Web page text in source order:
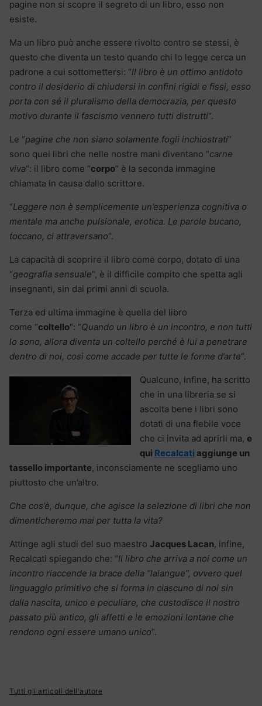
pagine non si scopre il segreto di un libro, esso non
esiste.
Ma un libro può anche essere rivolto contro se stessi, è
questo che diventa un testo quando chi lo legge cerca un
padrone a cui sottomettersi: “Il libro è un ottimo antidoto
contro il desiderio di chiudersi in confini rigidi e fissi, esso
porta con sé il pluralismo della democrazia, per questo
motivo durante il fascismo vennero tutti distrutti“.
Le “pagine che non siano solamente fogli inchiostrati”
sono quei libri che nelle nostre mani diventano “carne
viva“: il libro come “corpo” è la seconda immagine
chiamata in causa dallo scrittore.
“Leggere non è semplicemente un’esperienza cognitiva o
mentale ma anche pulsionale, erotica. Le parole bucano,
toccano, ci attraversano“.
La capacità di scoprire il libro come corpo, dotato di una
“geografia sensuale“, è il difficile compito che spetta agli
insegnanti, sin dai primi anni di scuola.
Terza ed ultima immagine è quella del libro
come “coltello“: “Quando un libro è un incontro, e non tutti
lo sono, allora diventa un coltello perché è lui a penetrare
dentro di noi, così come accade per tutte le forme d’arte“.
Qualcuno, infine, ha scritto
che in una libreria se si
ascolta bene i libri sono
dotati di una flebile voce
che ci invita ad aprirli ma, e
qui Recalcati aggiunge un
tassello importante, inconsciamente ne scegliamo uno
piuttosto che un’altro.
Che cos’è, dunque, che agisce la selezione di libri che non
dimenticheremo mai per tutta la vita?
Attinge agli studi del suo maestro Jacques Lacan, infine,
Recalcati spiegando che: “Il libro che arriva a noi come un
incontro riaccende la brace della “lalangue”, ovvero quel
linguaggio primitivo che si forma in ciascuno di noi sin
dalla nascita, unico e peculiare, che custodisce il nostro
passato più antico, gli affetti e le emozioni lontane che
rendono ogni essere umano unico“.
Tutti gli articoli dell'autore